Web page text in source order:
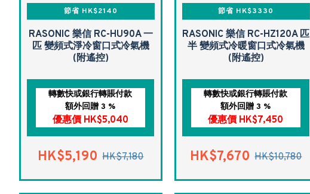
節省 HK$2140
RASONIC 樂信 RC-HU90A 一
匹 變頻式淨冷窗口式冷氣機
(附遙控)
轉數快或銀行轉賬付款
額外回贈 3 %
優惠價 HK$5,040
HK$5,190 HK$7,180
節省 HK$3330
RASONIC 樂信 RC-HZ120A 匹
半 變頻式冷暖窗口式冷氣機
(附遙控)
轉數快或銀行轉賬付款
額外回贈 3 %
優惠價 HK$7,450
HK$7,670 HK$10,780